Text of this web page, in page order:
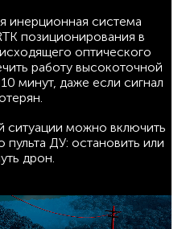
инерционная система
позиционирования в
оптического
работу высокоточной
минут, даже если сигнал
ситуации можно включить
ДУ: остановить или
дрон.